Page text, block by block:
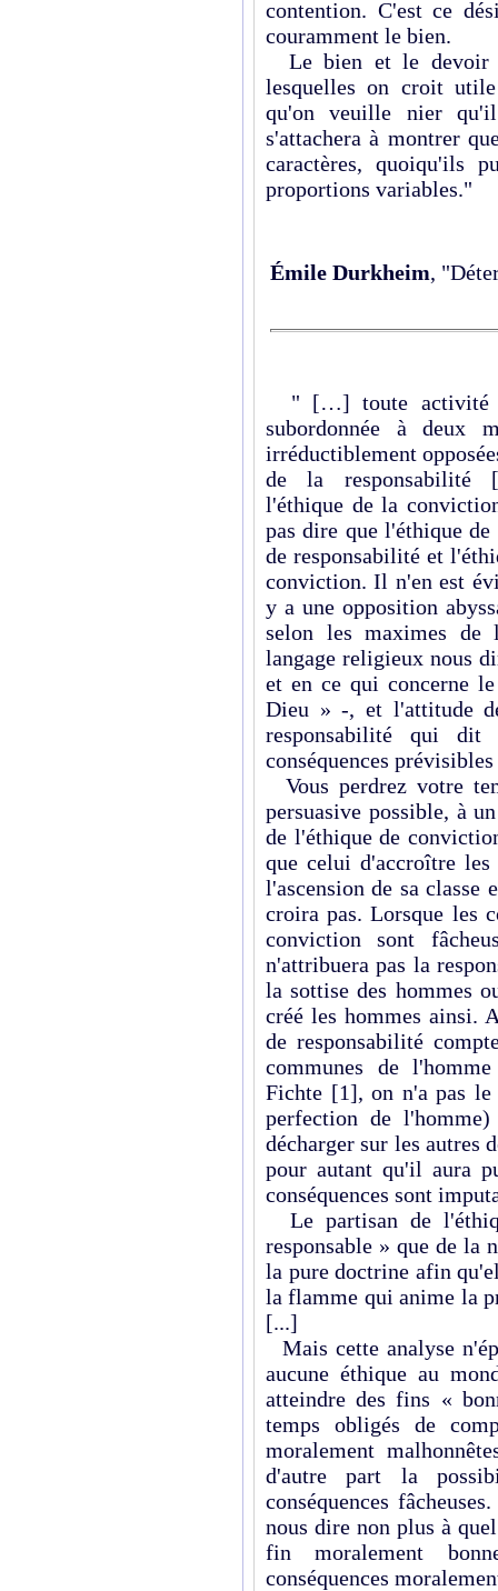
contention. C'est ce
couramment le bien.
Le bien et le devoir
lesquelles on croit
qu'on veuille nier
s'attachera à montrer
caractères, quoiqu'ils
proportions variables."
Émile Durkheim,
" […] toute activité
subordonnée à deux
irréductiblement
de la responsabilité
l'éthique de la
pas dire que l'éthique
de responsabilité et
conviction. Il n'en est
y a une opposition
selon les maximes de
langage religieux nous
et en ce qui concerne
Dieu » -, et l'attitude
responsabilité qui
conséquences
Vous perdrez votre
persuasive possible, à
de l'éthique de
que celui d'accroître les
l'ascension de sa classe
croira pas. Lorsque les
conviction sont
n'attribuera pas la
la sottise des hommes
créé les hommes ainsi.
de responsabilité
communes de
Fichte [1], on n'a pas
perfection de
décharger sur les autres
pour autant qu'il aura
conséquences sont
Le partisan de
responsable » que de la
la pure doctrine afin
la flamme qui anime la
[...]
Mais cette analyse
aucune éthique au
atteindre des fins «
temps obligés de
moralement
d'autre part la
conséquences
nous dire non plus à
fin moralement
conséquences